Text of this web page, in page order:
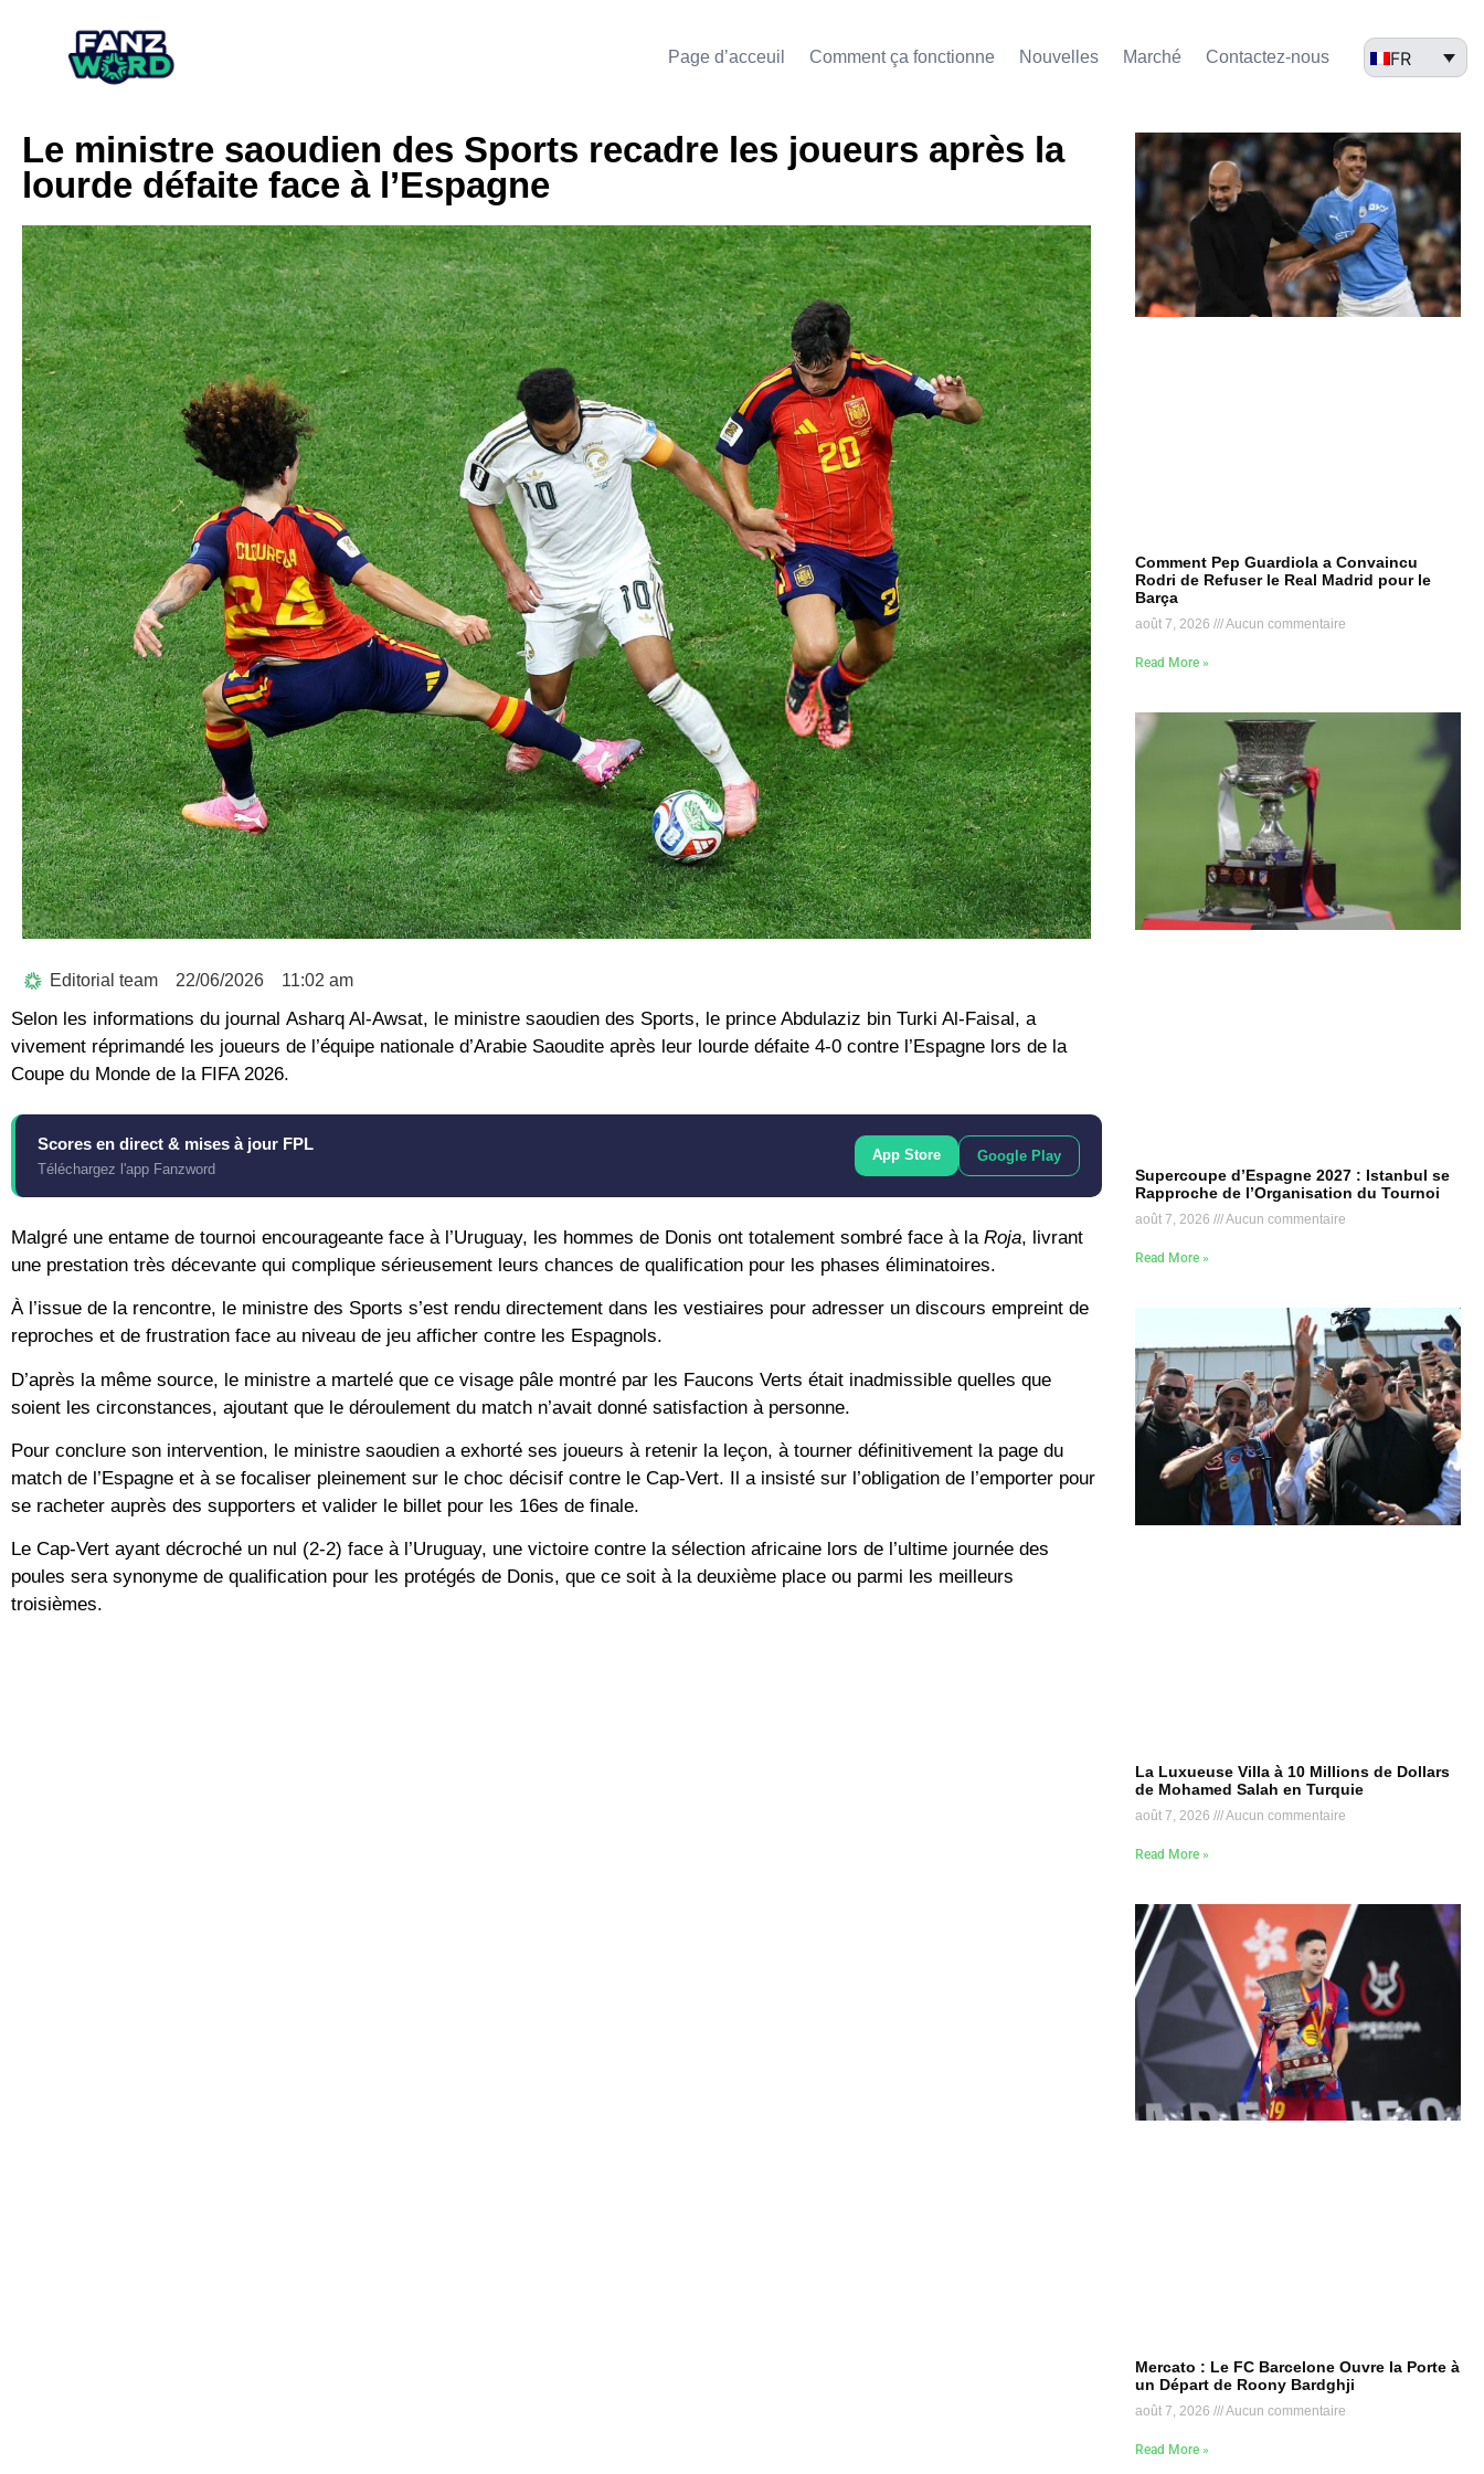
Page d’acceuil Comment ça fonctionne Nouvelles Marché​ Contactez-nous FR
Le ministre saoudien des Sports recadre les joueurs après la
lourde défaite face à l’Espagne
Editorial team 22/06/2026 11:02 am
Selon les informations du journal Asharq Al-Awsat, le ministre saoudien des Sports, le prince Abdulaziz bin Turki Al-Faisal, a
vivement réprimandé les joueurs de l’équipe nationale d’Arabie Saoudite après leur lourde défaite 4-0 contre l’Espagne lors de la
Coupe du Monde de la FIFA 2026.
Scores en direct & mises à jour FPL
Téléchargez l'app Fanzword
App Store Google Play
Malgré une entame de tournoi encourageante face à l’Uruguay, les hommes de Donis ont totalement sombré face à la Roja, livrant
une prestation très décevante qui complique sérieusement leurs chances de qualification pour les phases éliminatoires.
À l’issue de la rencontre, le ministre des Sports s’est rendu directement dans les vestiaires pour adresser un discours empreint de
reproches et de frustration face au niveau de jeu afficher contre les Espagnols.
D’après la même source, le ministre a martelé que ce visage pâle montré par les Faucons Verts était inadmissible quelles que
soient les circonstances, ajoutant que le déroulement du match n’avait donné satisfaction à personne.
Pour conclure son intervention, le ministre saoudien a exhorté ses joueurs à retenir la leçon, à tourner définitivement la page du
match de l’Espagne et à se focaliser pleinement sur le choc décisif contre le Cap-Vert. Il a insisté sur l’obligation de l’emporter pour
se racheter auprès des supporters et valider le billet pour les 16es de finale.
Le Cap-Vert ayant décroché un nul (2-2) face à l’Uruguay, une victoire contre la sélection africaine lors de l’ultime journée des
poules sera synonyme de qualification pour les protégés de Donis, que ce soit à la deuxième place ou parmi les meilleurs
troisièmes.
Comment Pep Guardiola a Convaincu
Rodri de Refuser le Real Madrid pour le
Barça
août 7, 2026 Aucun commentaire
Read More »
Supercoupe d’Espagne 2027 : Istanbul se
Rapproche de l’Organisation du Tournoi
août 7, 2026 Aucun commentaire
Read More »
La Luxueuse Villa à 10 Millions de Dollars
de Mohamed Salah en Turquie
août 7, 2026 Aucun commentaire
Read More »
Mercato : Le FC Barcelone Ouvre la Porte à
un Départ de Roony Bardghji
août 7, 2026 Aucun commentaire
Read More »